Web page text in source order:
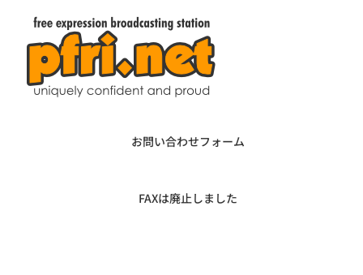
お問い合わせフォーム
FAXは廃止しました